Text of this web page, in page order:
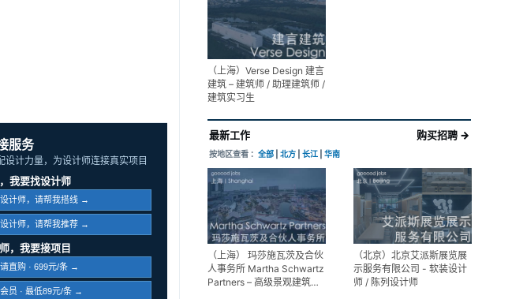
服务
设计力量，为设计师连接真实项目
我要找设计师
计师，请帮我搭线 →
计师，请帮我推荐 →
，我要接项目
直购 · 699元/条 →
员 · 最低89元/条 →
（上海）Verse Design 建言
建筑 – 建筑师 / 助理建筑师 /
建筑实习生
最新工作 购买招聘 →
按地区查看 ： 全部 北方 长江 华南
（上海） 玛莎施瓦茨及合伙
人事务所 Martha Schwartz
Partners – 高级景观建筑师
（北京）北京艾派斯展览展
示服务有限公司 - 软装设计
师 / 陈列设计师